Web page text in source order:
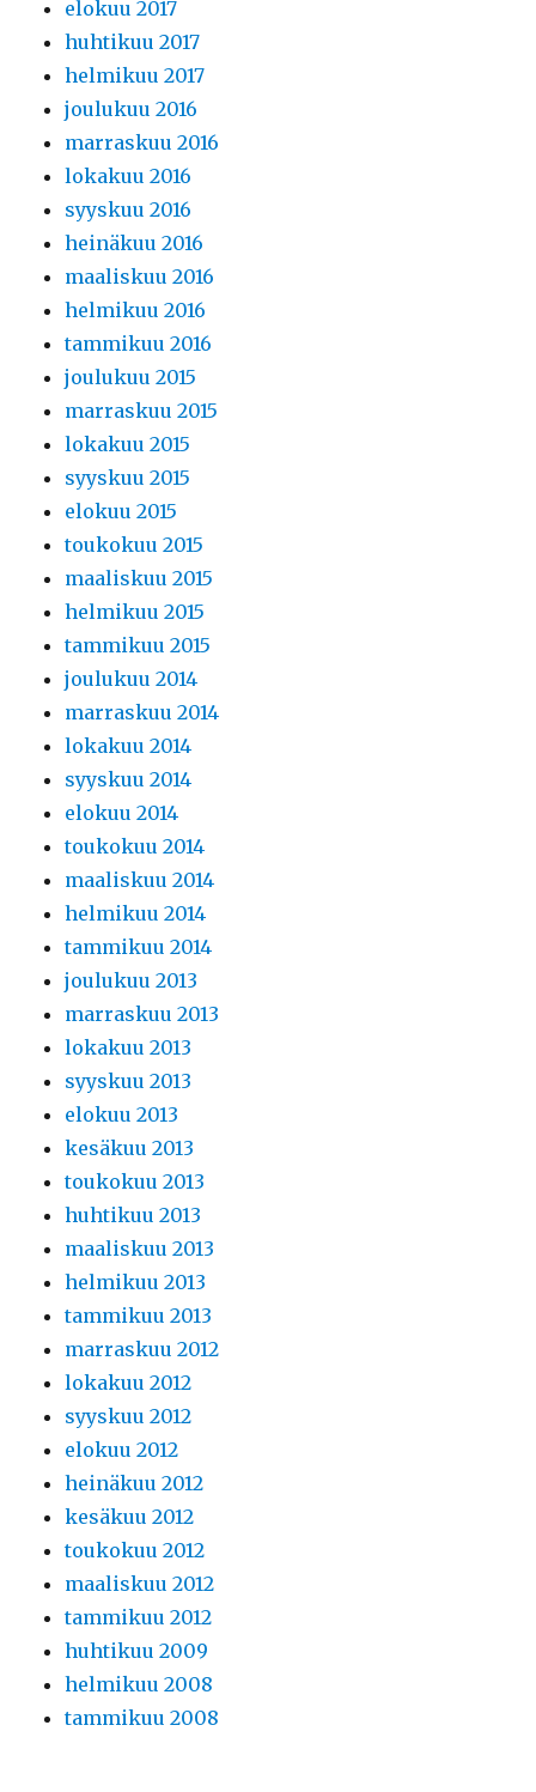
elokuu 2017
huhtikuu 2017
helmikuu 2017
joulukuu 2016
marraskuu 2016
lokakuu 2016
syyskuu 2016
heinäkuu 2016
maaliskuu 2016
helmikuu 2016
tammikuu 2016
joulukuu 2015
marraskuu 2015
lokakuu 2015
syyskuu 2015
elokuu 2015
toukokuu 2015
maaliskuu 2015
helmikuu 2015
tammikuu 2015
joulukuu 2014
marraskuu 2014
lokakuu 2014
syyskuu 2014
elokuu 2014
toukokuu 2014
maaliskuu 2014
helmikuu 2014
tammikuu 2014
joulukuu 2013
marraskuu 2013
lokakuu 2013
syyskuu 2013
elokuu 2013
kesäkuu 2013
toukokuu 2013
huhtikuu 2013
maaliskuu 2013
helmikuu 2013
tammikuu 2013
marraskuu 2012
lokakuu 2012
syyskuu 2012
elokuu 2012
heinäkuu 2012
kesäkuu 2012
toukokuu 2012
maaliskuu 2012
tammikuu 2012
huhtikuu 2009
helmikuu 2008
tammikuu 2008